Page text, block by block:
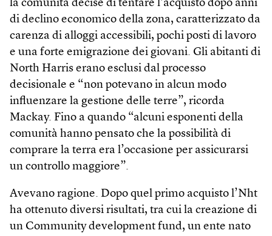
la comunità decise di tentare l’acquisto dopo anni
di declino economico della zona, caratterizzato da
carenza di alloggi accessibili, pochi posti di lavoro
e una forte emigrazione dei giovani. Gli abitanti di
North Harris erano esclusi dal processo
decisionale e “non potevano in alcun modo
influenzare la gestione delle terre”, ricorda
Mackay. Fino a quando “alcuni esponenti della
comunità hanno pensato che la possibilità di
comprare la terra era l’occasione per assicurarsi
un controllo maggiore”.
Avevano ragione. Dopo quel primo acquisto l’Nht
ha ottenuto diversi risultati, tra cui la creazione di
un Community development fund, un ente nato